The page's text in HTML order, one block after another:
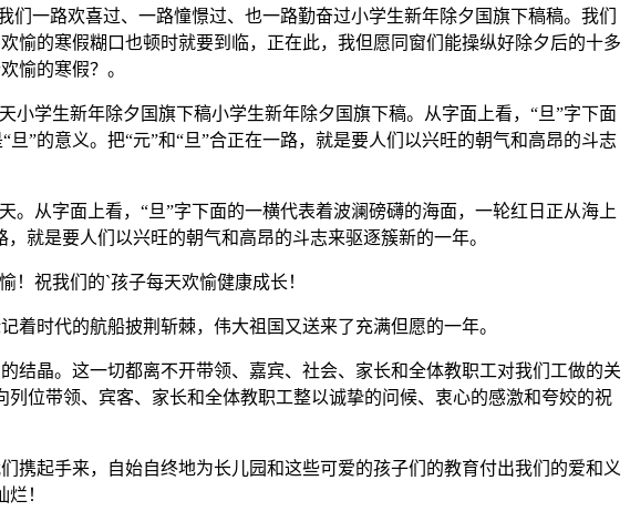
一路欢喜过、一路憧憬过、也一路勤奋过小学生新年除夕国旗下稿稿。我们
愉的寒假糊口也顿时就要到临，正在此，我但愿同窗们能操纵好除夕后的十多
愉的寒假？。
学生新年除夕国旗下稿小学生新年除夕国旗下稿。从字面上看，“旦”字下面
”的意义。把“元”和“旦”合正在一路，就是要人们以兴旺的朝气和高昂的斗志
从字面上看，“旦”字下面的一横代表着波澜磅礴的海面，一轮红日正从海上
就是要人们以兴旺的朝气和高昂的斗志来驱逐簇新的一年。
祝我们的`孩子每天欢愉健康成长！
时代的航船披荆斩棘，伟大祖国又送来了充满但愿的一年。
晶。这一切都离不开带领、嘉宾、社会、家长和全体教职工对我们工做的关
位带领、宾客、家长和全体教职工整以诚挚的问候、衷心的感激和夸姣的祝
起手来，自始自终地为长儿园和这些可爱的孩子们的教育付出我们的爱和义
！